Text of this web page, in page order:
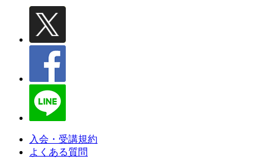
入会・受講規約
よくある質問